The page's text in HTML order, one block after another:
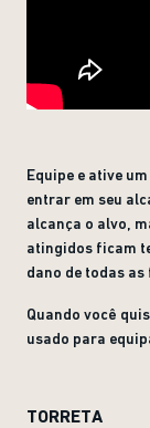
Equipe e ative
entrar em seu
alcança o alvo,
atingidos ficam
dano de todas
Quando você
usado para
TORRETA